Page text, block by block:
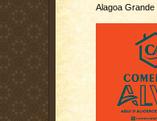
Alagoa Grande